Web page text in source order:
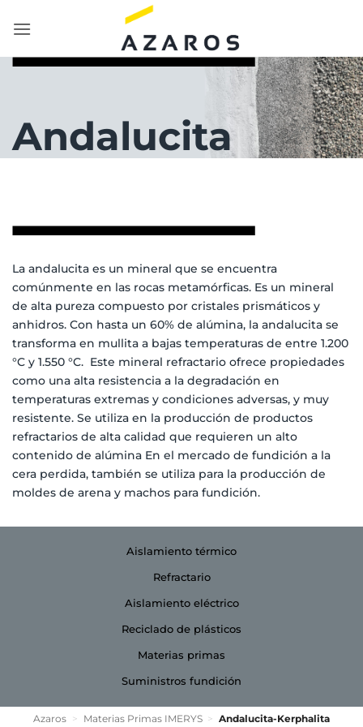
Andalucita
La andalucita es un mineral que se encuentra
comúnmente en las rocas metamórficas. Es un mineral
de alta pureza compuesto por cristales prismáticos y
anhidros. Con hasta un 60% de alúmina, la andalucita se
transforma en mullita a bajas temperaturas de entre 1.200
°C y 1.550 °C. Este mineral refractario ofrece propiedades
como una alta resistencia a la degradación en
temperaturas extremas y condiciones adversas, y muy
resistente. Se utiliza en la producción de productos
refractarios de alta calidad que requieren un alto
contenido de alúmina En el mercado de fundición a la
cera perdida, también se utiliza para la producción de
moldes de arena y machos para fundición.
Aislamiento térmico
Refractario
Aislamiento eléctrico
Reciclado de plásticos
Materias primas
Suministros fundición
Azaros > Materias Primas IMERYS > Andalucita-Kerphalita